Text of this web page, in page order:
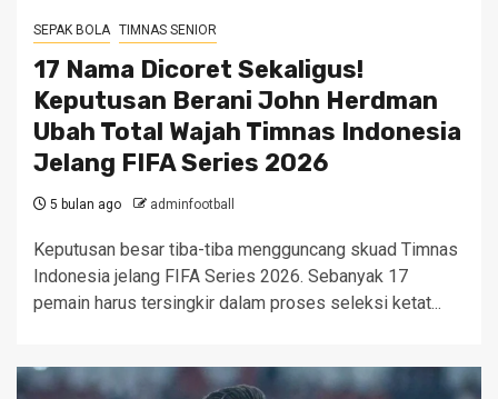
SEPAK BOLA TIMNAS SENIOR
17 Nama Dicoret Sekaligus!
Keputusan Berani John Herdman
Ubah Total Wajah Timnas Indonesia
Jelang FIFA Series 2026
5 bulan ago adminfootball
Keputusan besar tiba-tiba mengguncang skuad Timnas
Indonesia jelang FIFA Series 2026. Sebanyak 17
pemain harus tersingkir dalam proses seleksi ketat...